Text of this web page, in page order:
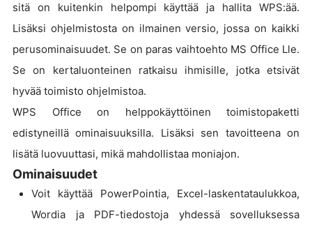
sitä on kuitenkin helpompi käyttää ja hallita WPS:ää.
Lisäksi ohjelmistosta on ilmainen versio, jossa on kaikki
perusominaisuudet. Se on paras vaihtoehto MS Office Lle.
Se on kertaluonteinen ratkaisu ihmisille, jotka etsivät
hyvää toimisto ohjelmistoa.
WPS Office on helppokäyttöinen toimistopaketti
edistyneillä ominaisuuksilla. Lisäksi sen tavoitteena on
lisätä luovuuttasi, mikä mahdollistaa moniajon.
Ominaisuudet
Voit käyttää PowerPointia, Excel-laskentataulukkoa,
Wordia ja PDF-tiedostoja yhdessä sovelluksessa